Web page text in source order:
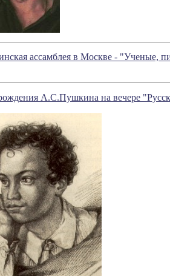
ассамблея в Москве - "Ученые,
А.С.Пушкина на вечере